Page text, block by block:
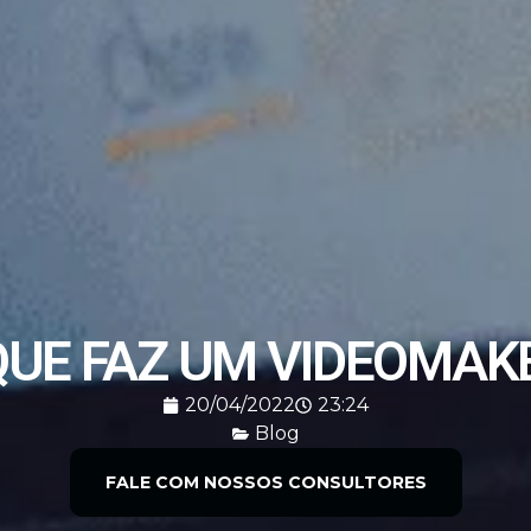
FAZ UM
20/04/2022
23:24
Blog
FALE COM NOSSOS CONSULTORES